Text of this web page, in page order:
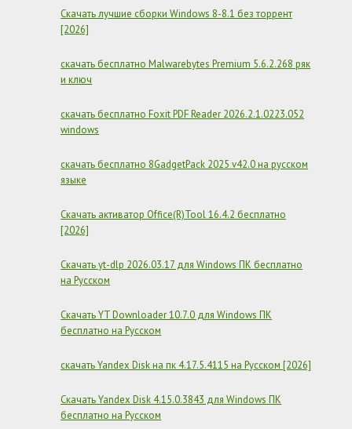
Скачать лучшие сборки Windows 8-8.1 без торрент
[2026]
скачать бесплатно Malwarebytes Premium 5.6.2.268 ряк
и ключ
скачать бесплатно Foxit PDF Reader 2026.2.1.0223.052
windows
скачать бесплатно 8GadgetPack 2025 v42.0 на русском
языке
Скачать активатор Office(R)Tool 16.4.2 бесплатно
[2026]
Скачать yt-dlp 2026.03.17 для Windows ПК бесплатно
на Русском
Скачать YT Downloader 10.7.0 для Windows ПК
бесплатно на Русском
скачать Yandex Disk на пк 4.17.5.4115 на Русском [2026]
Скачать Yandex Disk 4.15.0.3843 для Windows ПК
бесплатно на Русском